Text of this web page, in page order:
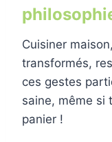
Cuisiner
transformés,
ces gestes
saine, même si
panier !